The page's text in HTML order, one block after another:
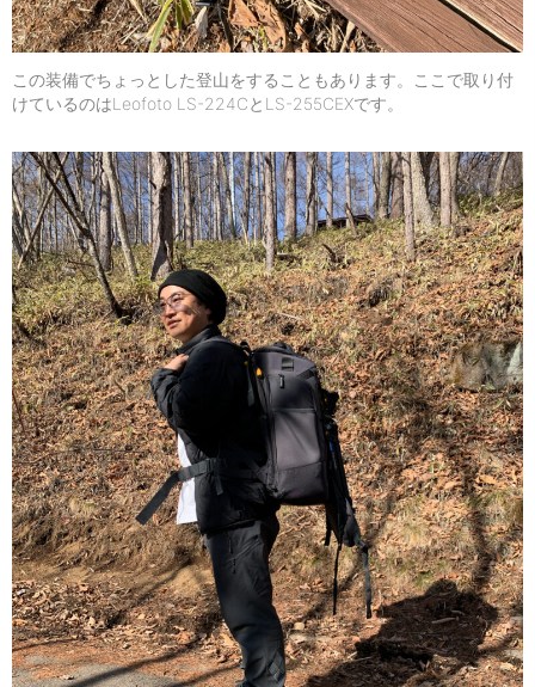
この装備でちょっとした登山をすることもあります。ここで取り付
けているのはLeofoto LS-224CとLS-255CEXです。